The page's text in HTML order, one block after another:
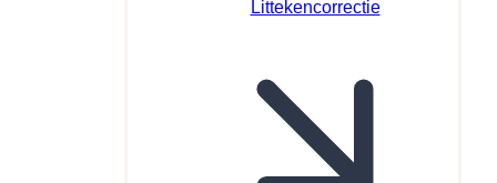
Littekencorrectie